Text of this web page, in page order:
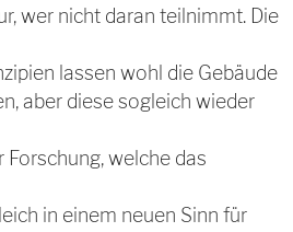
wer nicht daran teilnimmt. Die
lassen wohl die Gebäude
aber diese sogleich wieder
welche das
in einem neuen Sinn für